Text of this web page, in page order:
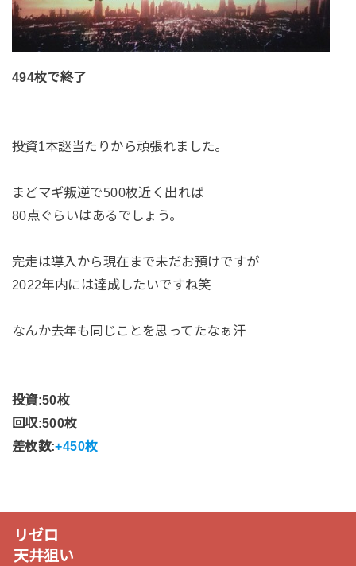
494枚で終了
投資1本謎当たりから頑張れました。
まどマギ叛逆で500枚近く出れば
80点ぐらいはあるでしょう。
完走は導入から現在まで未だお預けですが
2022年内には達成したいですね笑
なんか去年も同じことを思ってたなぁ汗
投資:50枚
回収:500枚
差枚数:+450枚
リゼロ
天井狙い